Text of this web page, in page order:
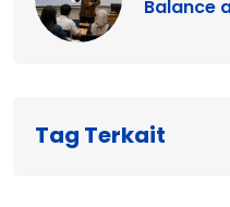
Balance
Tag Terkait